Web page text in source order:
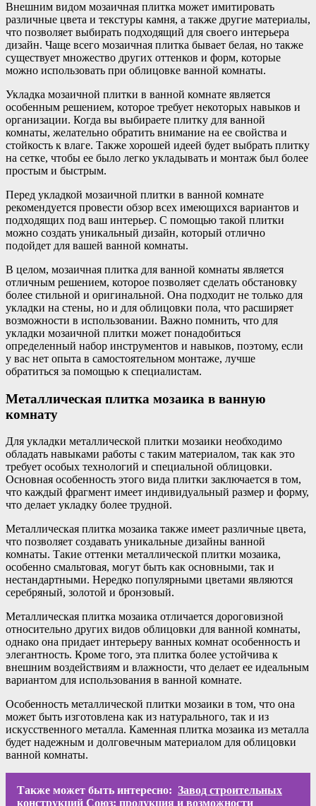
Внешним видом мозаичная плитка может имитировать
различные цвета и текстуры камня, а также другие материалы,
что позволяет выбирать подходящий для своего интерьера
дизайн. Чаще всего мозаичная плитка бывает белая, но также
существует множество других оттенков и форм, которые
можно использовать при облицовке ванной комнаты.
Укладка мозаичной плитки в ванной комнате является
особенным решением, которое требует некоторых навыков и
организации. Когда вы выбираете плитку для ванной
комнаты, желательно обратить внимание на ее свойства и
стойкость к влаге. Также хорошей идеей будет выбрать плитку
на сетке, чтобы ее было легко укладывать и монтаж был более
простым и быстрым.
Перед укладкой мозаичной плитки в ванной комнате
рекомендуется провести обзор всех имеющихся вариантов и
подходящих под ваш интерьер. С помощью такой плитки
можно создать уникальный дизайн, который отлично
подойдет для вашей ванной комнаты.
В целом, мозаичная плитка для ванной комнаты является
отличным решением, которое позволяет сделать обстановку
более стильной и оригинальной. Она подходит не только для
укладки на стены, но и для облицовки пола, что расширяет
возможности в использовании. Важно помнить, что для
укладки мозаичной плитки может понадобиться
определенный набор инструментов и навыков, поэтому, если
у вас нет опыта в самостоятельном монтаже, лучше
обратиться за помощью к специалистам.
Металлическая плитка мозаика в ванную
комнату
Для укладки металлической плитки мозаики необходимо
обладать навыками работы с таким материалом, так как это
требует особых технологий и специальной облицовки.
Основная особенность этого вида плитки заключается в том,
что каждый фрагмент имеет индивидуальный размер и форму,
что делает укладку более трудной.
Металлическая плитка мозаика также имеет различные цвета,
что позволяет создавать уникальные дизайны ванной
комнаты. Такие оттенки металлической плитки мозаика,
особенно смальтовая, могут быть как основными, так и
нестандартными. Нередко популярными цветами являются
серебряный, золотой и бронзовый.
Металлическая плитка мозаика отличается дороговизной
относительно других видов облицовки для ванной комнаты,
однако она придает интерьеру ванных комнат особенность и
элегантность. Кроме того, эта плитка более устойчива к
внешним воздействиям и влажности, что делает ее идеальным
вариантом для использования в ванной комнате.
Особенность металлической плитки мозаики в том, что она
может быть изготовлена как из натурального, так и из
искусственного металла. Каменная плитка мозаика из металла
будет надежным и долговечным материалом для облицовки
ванной комнаты.
Также может быть интересно: Завод строительных
конструкций Союз: продукция и возможности